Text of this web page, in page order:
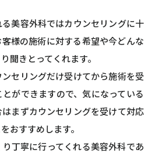
美容外科ではカウンセリングに十
様の施術に対する希望や今どんな
聞きとってくれます。
セリングだけ受けてから施術を受
ができますので、気になっている
まずカウンセリングを受けて対応
おすすめします。
丁寧に行ってくれる美容外科であ